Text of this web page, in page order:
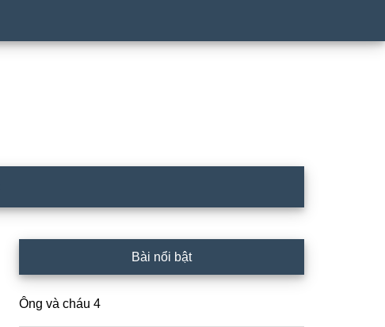
Sidebar
Bài nổi bật
Ông và cháu 4